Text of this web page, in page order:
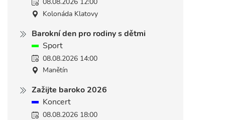
Kolonáda Klatovy
Barokní den pro rodiny s dětmi
Sport
08.08.2026 14:00
Manětín
Zažijte baroko 2026
Koncert
08.08.2026 18:00